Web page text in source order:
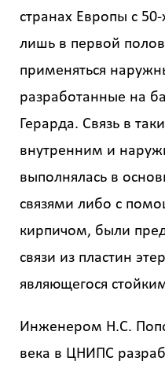
странах Европы с
лишь в первой
применяться
разработанные на
Герарда. Связь в
внутренним и
выполнялась в
связями либо с
кирпичом, были
связи из пластин
являющегося
Инженером Н.С.
века в ЦНИПС